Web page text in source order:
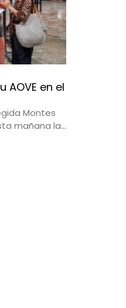
en el
Montes
mañana la...